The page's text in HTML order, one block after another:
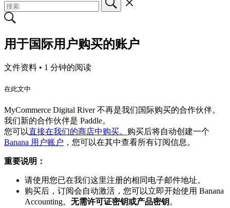
用于国际用户购买的账户
文件资料 • 1 分钟的阅读
在此文中
MyCommerce Digital River 不再是我们国际购买的合作伙伴。
我们新的合作伙伴是 Paddle。
您可以直接在我们的商店中购买。 购买后将自动创建一个
Banana 用户账户 ，您可以在其中查看所有订阅信息。
重要说明：
请使用您已在我们这里注册的相同电子邮件地址。
购买后，订阅会自动激活，您可以立即开始使用 Banana
Accounting。 无需许可证密钥或产品密钥 。